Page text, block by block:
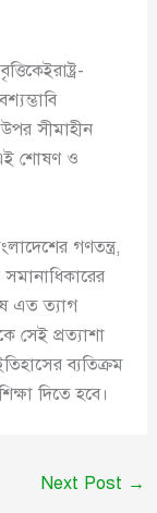
সীমাহীন
শোষণ ও
গণতন্ত্র,
এত ত্যাগ
সেই প্রত্যাশা
ব্যতিক্রম
দিতে হবে।
Next Post →